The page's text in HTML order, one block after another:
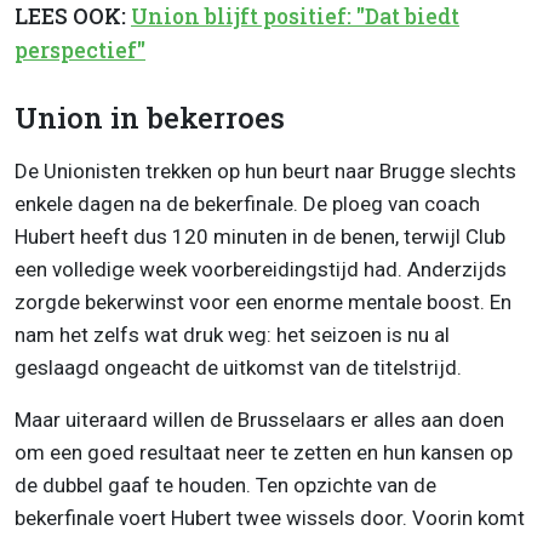
LEES OOK: Union blijft positief: "Dat biedt
perspectief"
Union in bekerroes
De Unionisten trekken op hun beurt naar Brugge slechts
enkele dagen na de bekerfinale. De ploeg van coach
Hubert heeft dus 120 minuten in de benen, terwijl Club
een volledige week voorbereidingstijd had. Anderzijds
zorgde bekerwinst voor een enorme mentale boost. En
nam het zelfs wat druk weg: het seizoen is nu al
geslaagd ongeacht de uitkomst van de titelstrijd.
Maar uiteraard willen de Brusselaars er alles aan doen
om een goed resultaat neer te zetten en hun kansen op
de dubbel gaaf te houden. Ten opzichte van de
bekerfinale voert Hubert twee wissels door. Voorin komt